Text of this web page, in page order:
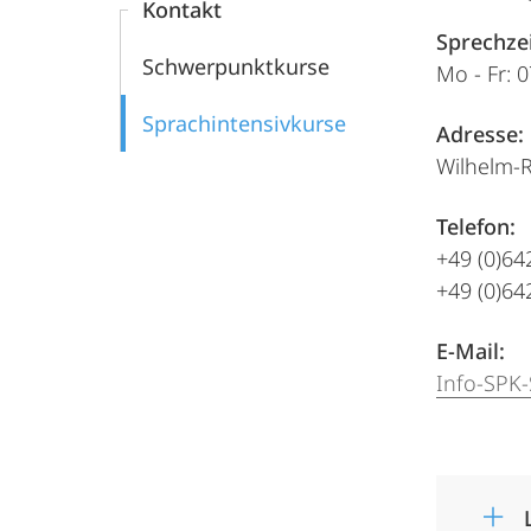
Kontakt
Schwerpunktkurse
Sprachintensivkurse
Mo -
Adresse:
Wilhelm-
Telefon:
+49
+49
E-Mail:
Info-